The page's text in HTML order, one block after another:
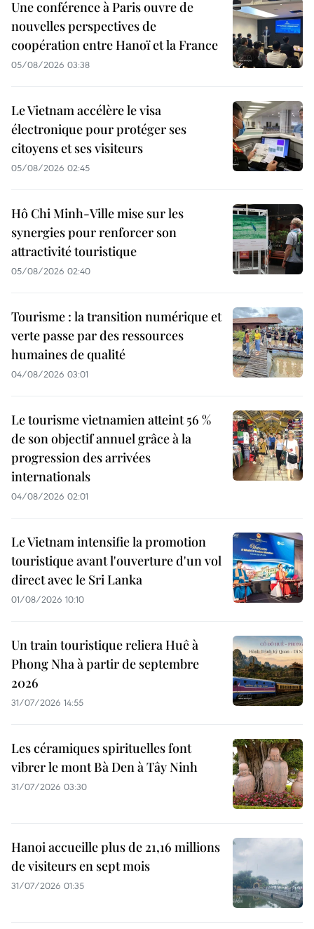
Une conférence à Paris ouvre de
nouvelles perspectives de
coopération entre Hanoï et la France
05/08/2026 03:38
Le Vietnam accélère le visa
électronique pour protéger ses
citoyens et ses visiteurs
05/08/2026 02:45
Hô Chi Minh-Ville mise sur les
synergies pour renforcer son
attractivité touristique
05/08/2026 02:40
Tourisme : la transition numérique et
verte passe par des ressources
humaines de qualité
04/08/2026 03:01
Le tourisme vietnamien atteint 56 %
de son objectif annuel grâce à la
progression des arrivées
internationals
04/08/2026 02:01
Le Vietnam intensifie la promotion
touristique avant l'ouverture d'un vol
direct avec le Sri Lanka
01/08/2026 10:10
Un train touristique reliera Huê à
Phong Nha à partir de septembre
2026
31/07/2026 14:55
Les céramiques spirituelles font
vibrer le mont Bà Den à Tây Ninh
31/07/2026 03:30
Hanoi accueille plus de 21,16 millions
de visiteurs en sept mois ​
31/07/2026 01:35